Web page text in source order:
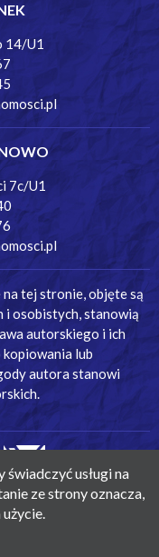
14/U1
7c/U1
tej stronie, objęte są
i osobistych, stanowią
autorskiego i ich
lub
autora stanowi
usługi na
ze strony oznacza,
użycie.